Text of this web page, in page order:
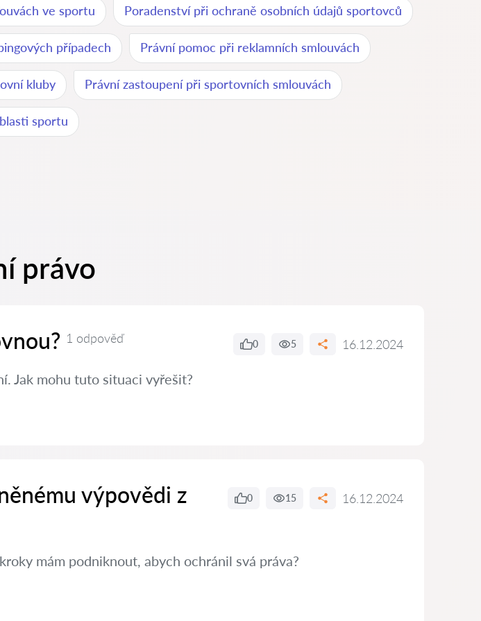
ve sportu Poradenství při ochraně osobních údajů sportovců
případech Právní pomoc při reklamních smlouvách
kluby Právní zastoupení při sportovních smlouvách
sportu
právo
1 odpověď 0 5 16.12.2024
Jak mohu tuto situaci vyřešit?
výpovědi z
0 15 16.12.2024
mám podniknout, abych ochránil svá práva?